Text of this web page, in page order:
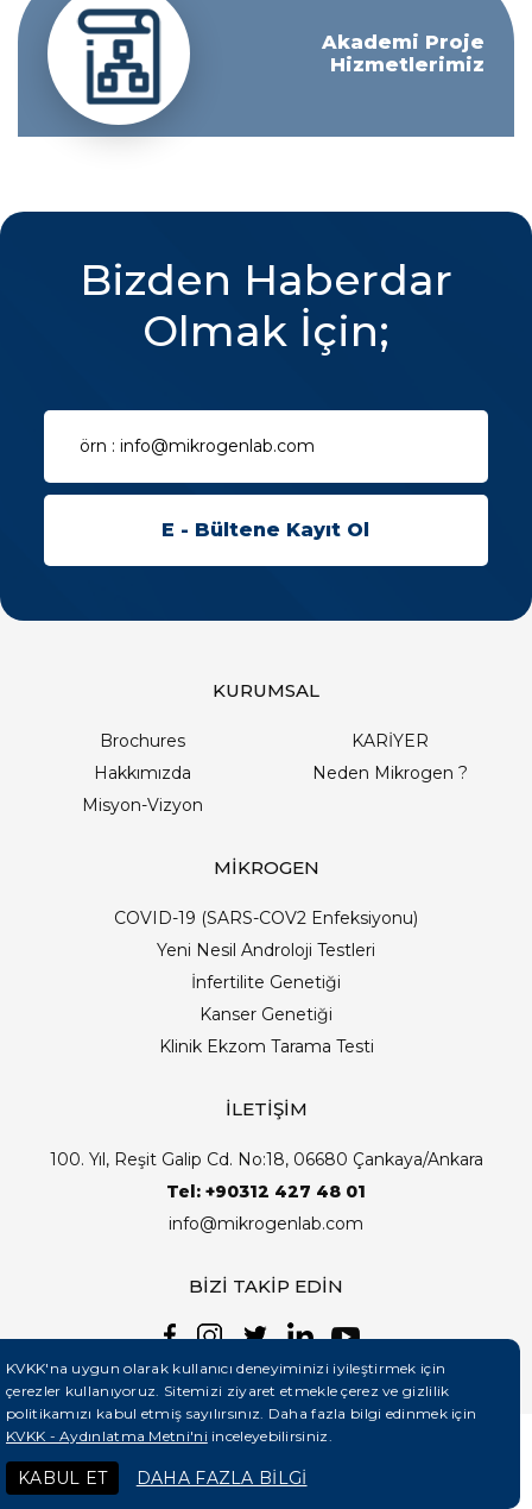
Akademi Proje
Hizmetlerimiz
Bizden Haberdar
Olmak İçin;
KURUMSAL
Brochures
KARİYER
Hakkımızda
Neden Mikrogen ?
Misyon-Vizyon
MİKROGEN
COVID-19 (SARS-COV2 Enfeksiyonu)
Yeni Nesil Androloji Testleri
İnfertilite Genetiği
Kanser Genetiği
Klinik Ekzom Tarama Testi
İLETİŞİM
100. Yıl, Reşit Galip Cd. No:18, 06680 Çankaya/Ankara
Tel: +90312 427 48 01
info@mikrogenlab.com
BİZİ TAKİP EDİN
Teknobay (+90 444 5 331)
KVKK'na uygun olarak kullanıcı deneyiminizi iyileştirmek için
çerezler kullanıyoruz. Sitemizi ziyaret etmekle çerez ve gizlilik
politikamızı kabul etmiş sayılırsınız. Daha fazla bilgi edinmek için
KVKK - Aydınlatma Metni'ni inceleyebilirsiniz.
KABUL ET DAHA FAZLA BİLGİ